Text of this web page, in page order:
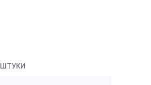
ШТУКИ